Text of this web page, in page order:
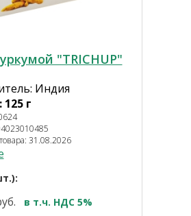
"TRICHUP"
Индия
г
31.08.2026
в т.ч. НДС 5%